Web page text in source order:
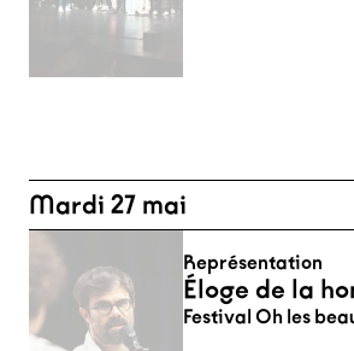
Mardi 27 mai
Représentation
Éloge de la
Festival Oh les